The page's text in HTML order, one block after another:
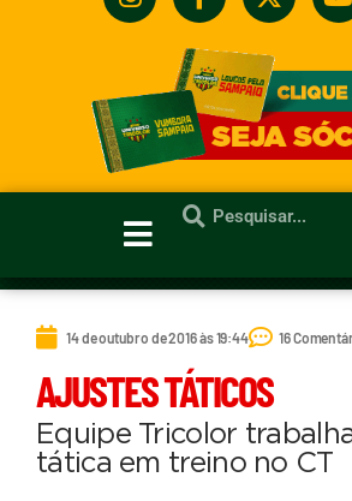
14 de outubro de 2016 às 19:44 16
AJUSTES TÁTICOS
Equipe Tricolor
tática em treino no CT